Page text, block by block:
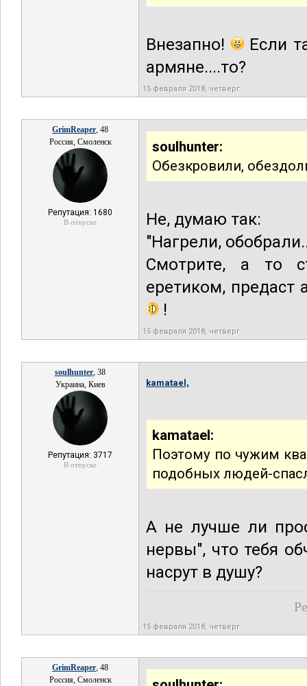
Внезапно!
Если
армяне....то?
15 февраля 2018, четверг
GrimReaper, 48
Россия, Смоленск
Репутация: 1680
В отпуске
soulhunter:
Обезкровили,
Не, думаю так:
"Нагрели,
Смотрите, а то
еретиком, предаст
!
15 февраля 2018, четверг
soulhunter, 38
Украина, Киев
Репутация: 3717
В отпуске
kamatael,
kamatael:
Поэтому по чужим
подобных людей-
А не лучше ли
нервы", что тебя
насрут в душу?
15 февраля 2018, четверг
GrimReaper, 48
Россия, Смоленск